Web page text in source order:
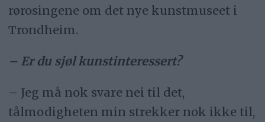
rørosingene om det nye kunstmuseet i
Trondheim.
– Er du sjøl kunstinteressert?
– Jeg må nok svare nei til det,
tålmodigheten min strekker nok ikke til,